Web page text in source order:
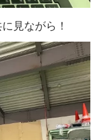
見ながら！